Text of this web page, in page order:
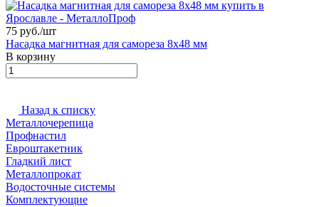
75 руб./шт
Насадка магнитная для самореза 8х48 мм
В корзину
Назад к списку
Металлочерепица
Профнастил
Евроштакетник
Гладкий лист
Металлопрокат
Водосточные системы
Комплектующие